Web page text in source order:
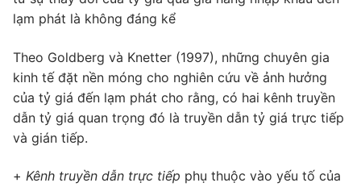
lạm phát là không đáng kể
Theo Goldberg và Knetter (1997), những chuyên gia
kinh tế đặt nền móng cho nghiên cứu về ảnh hưởng
của tỷ giá đến lạm phát cho rằng, có hai kênh truyền
dẫn tỷ giá quan trọng đó là truyền dẫn tỷ giá trực tiếp
và gián tiếp.
+ Kênh truyền dẫn trực tiếp phụ thuộc vào yếu tố của